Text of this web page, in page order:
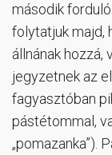
második
folytatjuk majd,
állnának hozzá,
jegyzetnek az
fagyasztóban
pástétommal,
„pomazanka”).